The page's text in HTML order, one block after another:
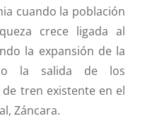
cuando la población
crece ligada al
la expansión de la
la salida de los
tren existente en el
Záncara.